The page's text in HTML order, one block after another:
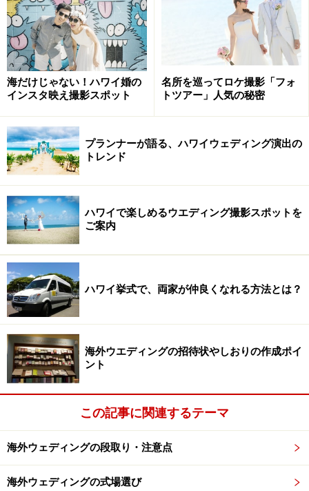
海だけじゃない！ハワイ婚の
インスタ映え撮影スポット
名所を巡ってロケ撮影「フォ
トツアー」人気の秘密
プランナーが語る、ハワイウェディング演出の
トレンド
ハワイで楽しめるウエディング撮影スポットを
ご案内
ハワイ挙式で、両家が仲良くなれる方法とは？
海外ウエディングの招待状やしおりの作成ポイ
ント
この記事に関連するテーマ
海外ウェディングの段取り・注意点
海外ウェディングの式場選び